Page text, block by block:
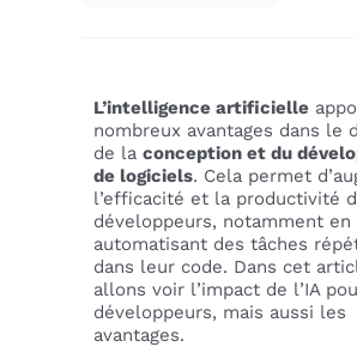
L’intelligence artificielle
nombreux avantages dans le
de la conception et du
de logiciels. Cela permet
l’efficacité et la productivité
développeurs, notamment en
automatisant des tâches
dans leur code. Dans cet
allons voir l’impact de l’IA
développeurs, mais aussi les
avantages.